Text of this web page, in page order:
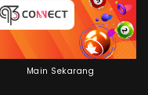
Main Sekarang